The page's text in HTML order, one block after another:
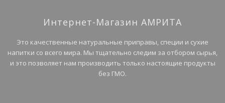
Интернет-Магазин АМРИТА
Это качественные натуральные приправы, специи и сухие
напитки со всего мира. Мы тщательно следим за отбором сырья,
и это позволяет нам производить только настоящие продукты
без ГМО.